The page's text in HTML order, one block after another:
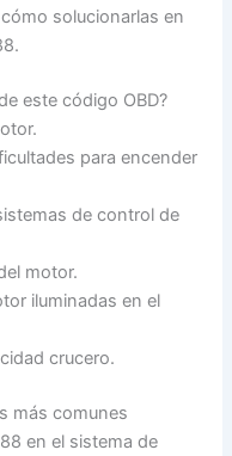
solucionarlas en
este código OBD?
para encender
de control de
motor.
iluminadas en el
crucero.
más comunes
en el sistema de